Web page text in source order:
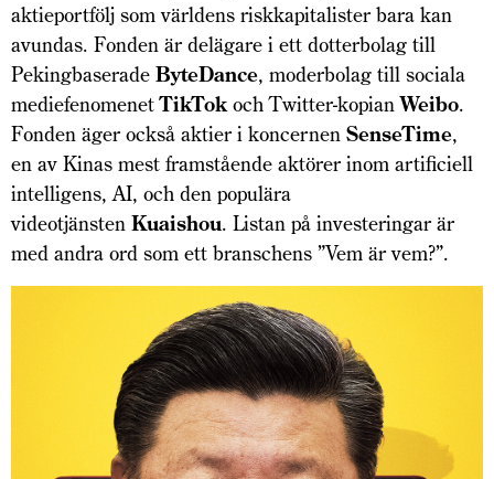
aktieportfölj som världens riskkapitalister bara kan
avundas. Fonden är delägare i ett dotter­bolag till
Pekingbaserade ByteDance, moderbolag till sociala
mediefenomenetTikTokoch Twitter-kopianWeibo.
Fonden äger också aktier i koncernen SenseTime,
en av Kinas mest framstående aktörer inom artificiell
intelligens, AI, och den populära
videotjänsten Kuaishou. Listan på investeringar är
med andra ord som ett branschens ”Vem är vem?”.